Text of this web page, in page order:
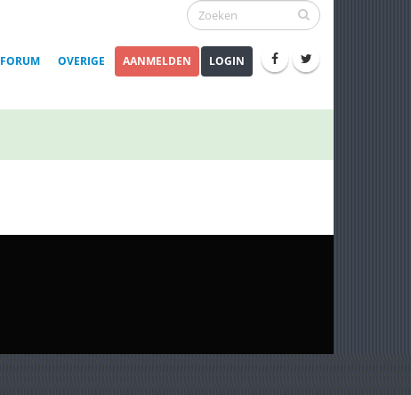
FORUM OVERIGE AANMELDEN LOGIN